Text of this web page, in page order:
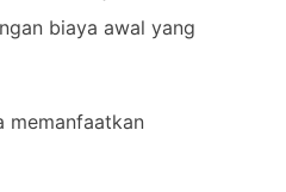
biaya awal yang
memanfaatkan